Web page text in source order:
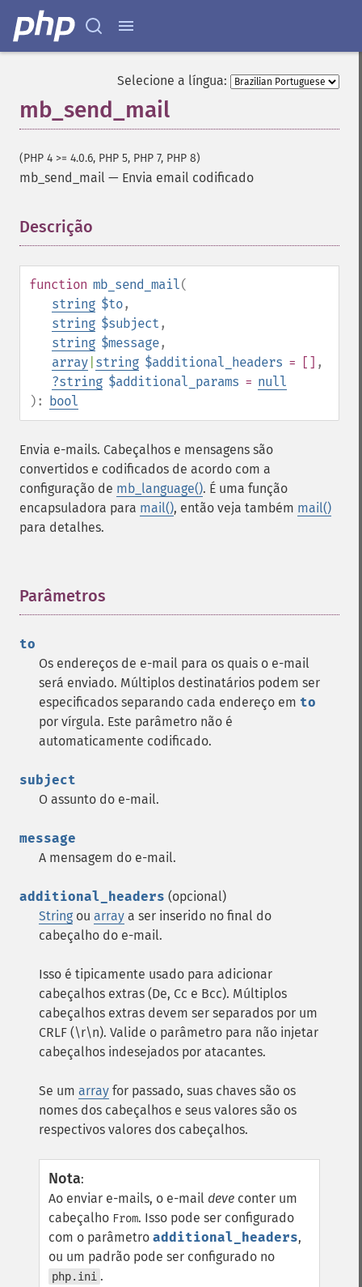
Selecione a língua:
mb_send_mail
(PHP 4 >= 4.0.6, PHP 5, PHP 7, PHP 8)
mb_send_mail — Envia email codificado
Descrição
function mb_send_mail(
string $to,
string $subject ,
string $message,
array string $additional_headers = [] ,
?string $additional_params = null
): bool
Envia e-mails. Cabeçalhos e mensagens são
convertidos e codificados de acordo com a
configuração de mb_language(). É uma função
encapsuladora para mail(), então veja também mail()
para detalhes.
Parâmetros
to
Os endereços de e-mail para os quais o e-mail
será enviado. Múltiplos destinatários podem ser
especificados separando cada endereço em to
por vírgula. Este parâmetro não é
automaticamente codificado.
subject
O assunto do e-mail.
message
A mensagem do e-mail.
additional_headers (opcional)
String ou array a ser inserido no final do
cabeçalho do e-mail.
Isso é tipicamente usado para adicionar
cabeçalhos extras (De, Cc e Bcc). Múltiplos
cabeçalhos extras devem ser separados por um
CRLF (\r\n). Valide o parâmetro para não injetar
cabeçalhos indesejados por atacantes.
Se um array for passado, suas chaves são os
nomes dos cabeçalhos e seus valores são os
respectivos valores dos cabeçalhos.
Nota:
Ao enviar e-mails, o e-mail deve conter um
cabeçalho From. Isso pode ser configurado
com o parâmetro additional_headers,
ou um padrão pode ser configurado no
php.ini .